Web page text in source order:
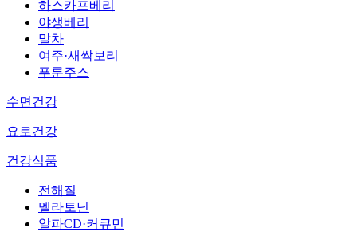
하스카프베리
야생베리
말차
여주·새싹보리
푸룬주스
수면건강
요로건강
건강식품
전해질
멜라토닌
알파CD·커큐민